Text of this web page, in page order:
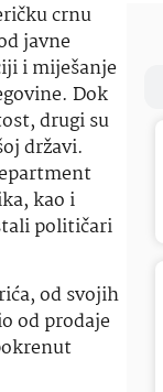
crnu
javne
i miješanje
Dok
drugi su
državi.
kao i
političari
od svojih
od prodaje